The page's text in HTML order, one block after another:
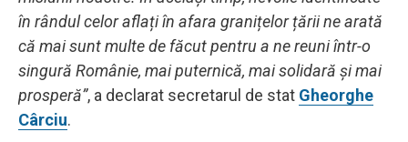
în rândul celor aflați în afara granițelor țării ne arată
că mai sunt multe de făcut pentru a ne reuni într-o
singură Românie, mai puternică, mai solidară și mai
prosperă”, a declarat secretarul de stat Gheorghe
Cârciu.